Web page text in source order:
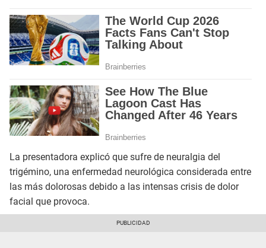
La presentadora explicó que sufre de neuralgia del
trigémino, una enfermedad neurológica considerada entre
las más dolorosas debido a las intensas crisis de dolor
facial que provoca.